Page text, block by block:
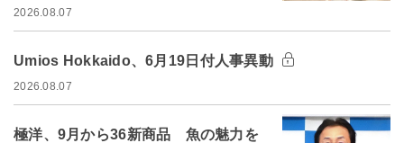
2026.08.07
Umios Hokkaido、6月19日付人事異動
2026.08.07
極洋、9月から36新商品 魚の魅力を